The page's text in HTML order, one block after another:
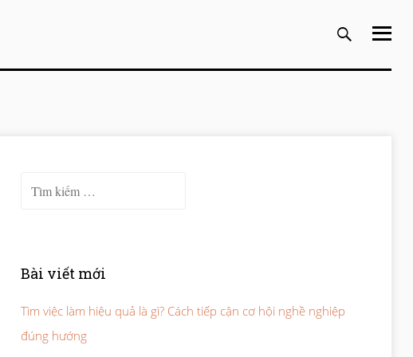
Tìm kiếm cho:
Bài viết mới
Tìm việc làm hiệu quả là gì? Cách tiếp cận cơ hội nghề nghiệp
đúng hướng